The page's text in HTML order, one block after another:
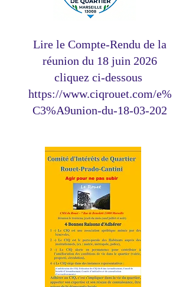
Lire le Compte-Rendu de la
réunion du 18 juin 2026
cliquez ci-dessous
https://www.ciqrouet.com/e%
C3%A9union-du-18-03-202